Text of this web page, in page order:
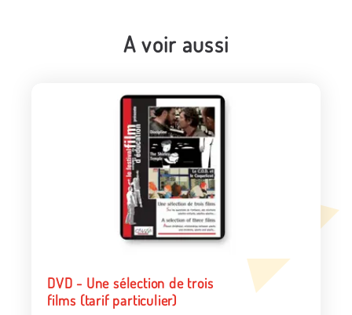
A voir aussi
DVD - Une sélection de trois
films (tarif particulier)